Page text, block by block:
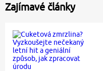
Zajímavé články